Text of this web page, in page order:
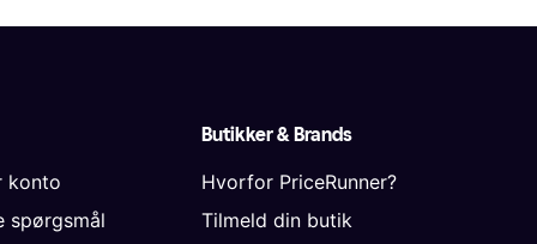
konto
spørgsmål
Butikker & Brands
Hvorfor PriceRunner?
Tilmeld din butik